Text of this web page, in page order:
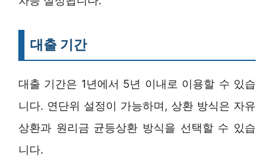
대출 기간
대출 기간은 1년에서 5년 이내로 이용할 수 있습
니다. 연단위 설정이 가능하며, 상환 방식은 자유
상환과 원리금 균등상환 방식을 선택할 수 있습
니다.